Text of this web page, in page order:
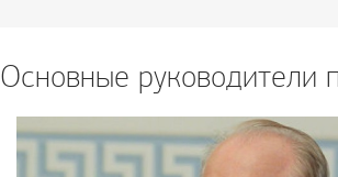
Основные руководители